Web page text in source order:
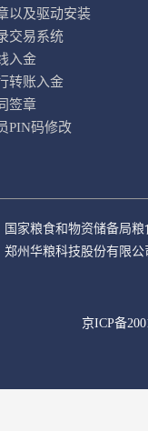
以及驱动安装
交易系统
入金
转账入金
签章
PIN码修改
国家粮食和物资储备局
郑州华粮科技股份有限公
京ICP备